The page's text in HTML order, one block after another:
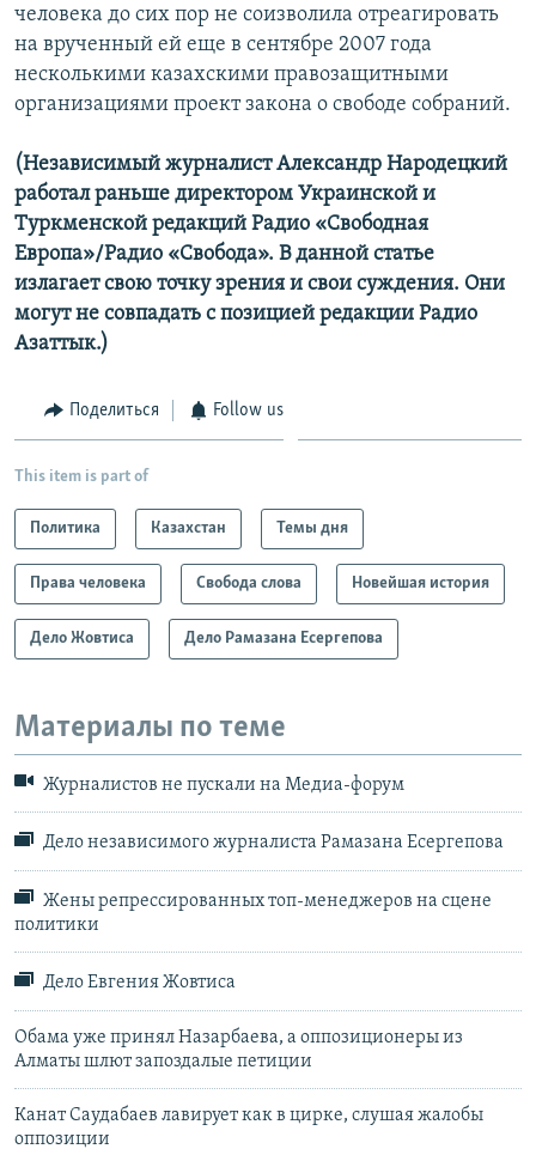
человека до сих пор не соизволила отреагировать
на врученный ей еще в сентябре 2007 года
несколькими казахскими правозащитными
организациями проект закона о свободе собраний.
(Независимый журналист Александр Народецкий
работал раньше директором Украинской и
Туркменской редакций Радио «Свободная
Европа»/Радио «Свобода». В данной статье
излагает свою точку зрения и свои суждения. Они
могут не совпадать с позицией редакции Радио
Азаттык.)
Поделиться Follow us
This item is part of
Политика Казахстан Темы дня
Права человека Свобода слова Новейшая история
Дело Жовтиса Дело Рамазана Есергепова
Материалы по теме
Журналистов не пускали на Медиа-форум
Дело независимого журналиста Рамазана Есергепова
Жены репрессированных топ-менеджеров на сцене
политики
Дело Евгения Жовтиса
Обама уже принял Назарбаева, а оппозиционеры из
Алматы шлют запоздалые петиции
Канат Саудабаев лавирует как в цирке, слушая жалобы
оппозиции